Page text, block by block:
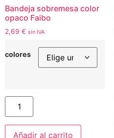
Bandeja sobremesa color
opaco Faibo
2,69 € sin IVA
colores
Añadir al carrito